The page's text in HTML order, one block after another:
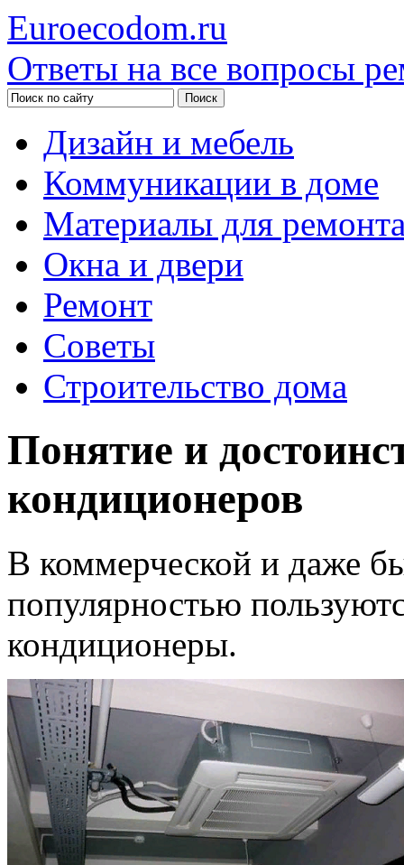
Euroecodom.ru
Ответы на все вопросы
Дизайн и мебель
Коммуникации в доме
Материалы для
Окна и двери
Ремонт
Советы
Строительство дома
Понятие и
кондиционеров
В коммерческой и даже
популярностью
кондиционеры.